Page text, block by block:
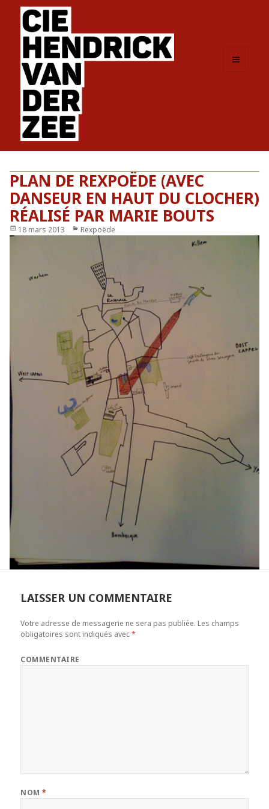
PLAN DE REXPOËDE (AVEC
DANSEUR EN HAUT DU CLOCHER)
RÉALISÉ PAR MARIE BOUTS
Publié
18 mars 2013 Catégories
Rexpoëde
LAISSER UN COMMENTAIRE
Votre adresse de messagerie ne sera pas publiée. Les champs
obligatoires sont indiqués avec*
COMMENTAIRE
NOM*